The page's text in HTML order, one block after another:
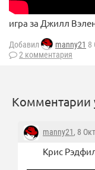
игра за Джилл
Добавил manny21 8
2 комментария
Комментарии
manny21, 8
Крис